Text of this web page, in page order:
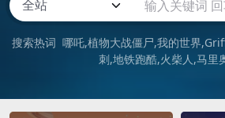
搜索热词 哪吒 植物大战僵尸 我的世界
刺 地铁跑酷 火柴人 马里